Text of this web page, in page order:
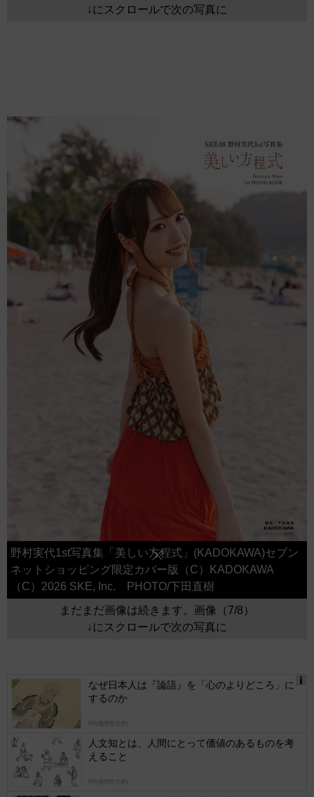
↓にスクロールで次の写真に
野村実代1st写真集「美しい方程式」(KADOKAWA)セブン
ネットショッピング限定カバー版（C）KADOKAWA
（C）2026 SKE, Inc. PHOTO/下田直樹
まだまだ画像は続きます。画像（7/8）
↓にスクロールで次の写真に
なぜ日本人は『論語』を「心のよりどころ」に
するのか
PR(國學院大學)
人文知とは、人間にとって価値のあるものを考
えること
PR(國學院大學)